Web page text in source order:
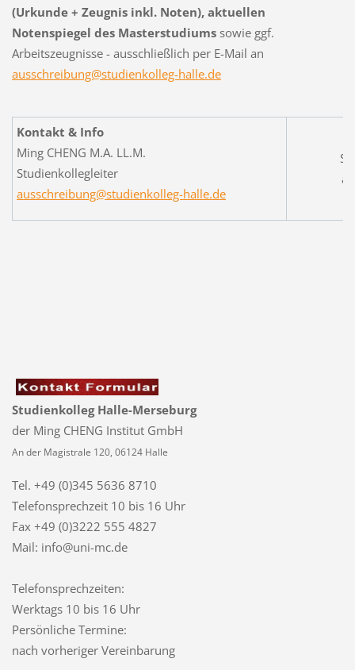
(Urkunde + Zeugnis inkl. Noten), aktuellen
Notenspiegel des Masterstudiumssowie ggf.
Arbeitszeugnisse - ausschließlich per E-Mail an
ausschreibung@studienkolleg-halle.de
Kontakt & Info
Ming CHENG M.A. LL.M.
Studienkollegleiter
ausschreibung@studienkolleg-halle.de
Studienkolleg Halle-Merseburg
der Ming CHENG Institut GmbH
An der Magistrale 120, 06124 Halle
Tel. +49 (0)345 5636 8710
Telefonsprechzeit 10 bis 16 Uhr
Fax +49 (0)3222 555 4827
Mail: info@uni-mc.de
Telefonsprechzeiten:
Werktags 10 bis 16 Uhr
Persönliche Termine:
nach vorheriger Vereinbarung